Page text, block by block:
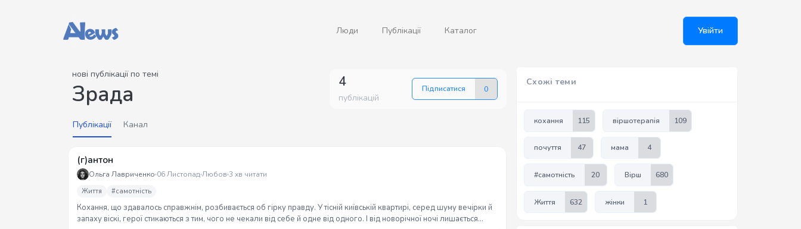
Люди Публікації Каталог Увійти
нові публікації по темі
Зрада 4
публікацій
Підписатися 0
Публікації Канал
(г)антон
Ольга Лавриченко 06 ЛистопадЛюбов 3 хв читати
Життя #самотність
Кохання, що здавалось справжнім, розбивається об гірку правду. У тісній київській квартирі, серед шуму вечірки й
запаху віскі, герої стикаються з тим, чого не чекали від себе й одне від одного. І від новорічної ночі лишається
Схожі теми
кохання 115 віршотерапія 109
почуття 47 мама 4
#самотність 20 Вірш 680
Життя 632 жінки 1